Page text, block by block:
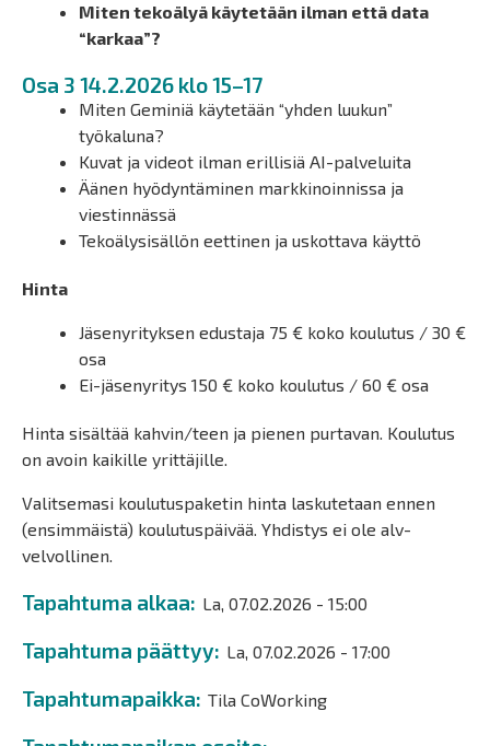
Miten tekoälyä käytetään ilman että data
“karkaa”?
Osa 3 14.2.2026 klo 15–17
Miten Geminiä käytetään “yhden luukun”
työkaluna?
Kuvat ja videot ilman erillisiä AI-palveluita
Äänen hyödyntäminen markkinoinnissa ja
viestinnässä
Tekoälysisällön eettinen ja uskottava käyttö
Hinta
Jäsenyrityksen edustaja 75 € koko koulutus / 30 €
osa
Ei-jäsenyritys 150 € koko koulutus / 60 € osa
Hinta sisältää kahvin/teen ja pienen purtavan. Koulutus
on avoin kaikille yrittäjille.
Valitsemasi koulutuspaketin hinta laskutetaan ennen
(ensimmäistä) koulutuspäivää. Yhdistys ei ole alv-
velvollinen.
Tapahtuma alkaa La, 07.02.2026 - 15:00
Tapahtuma päättyy La, 07.02.2026 - 17:00
Tapahtumapaikka Tila CoWorking